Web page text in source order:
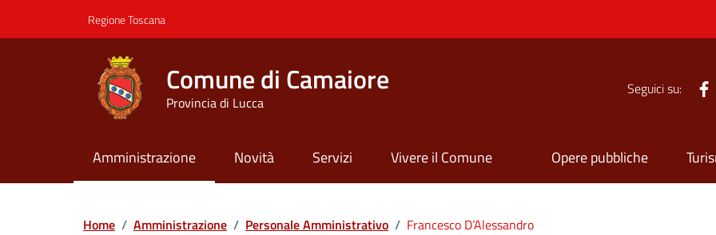
Regione Toscana
Comune di Camaiore
Provincia di Lucca
Seguici su:
Amministrazione Novità Servizi Vivere il Comune Opere pubbliche
Home / Amministrazione / Personale Amministrativo / Francesco D’Alessandro